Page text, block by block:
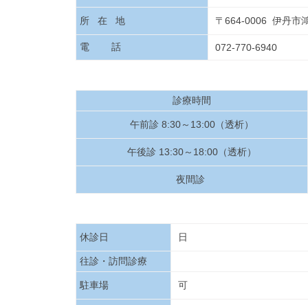
所 在 地 〒664-0006 伊丹
電 話 072-770-6940
診療時間
午前診 8:30～13:00（透析）
午後診 13:30～18:00（透析）
夜間診
休診日 日
往診・訪問診療
駐車場 可